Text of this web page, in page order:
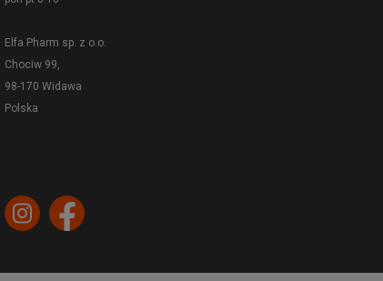
Elfa Pharm sp. z o.o.
Chociw 99,
98-170 Widawa
Polska